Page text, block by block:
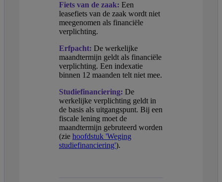
Fiets van de zaak: Een
leasefiets van de zaak wordt niet
meegenomen als financiële
verplichting.
Erfpacht: De werkelijke
maandtermijn geldt als financiële
verplichting. Een indexatie
binnen 12 maanden telt niet mee.
Studiefinanciering: De
werkelijke verplichting geldt in
de basis als uitgangspunt. Bij een
fiscale lening moet de
maandtermijn gebruteerd worden
(zie hoofdstuk 'Weging
studiefinanciering').